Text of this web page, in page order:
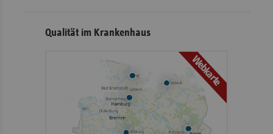
Qualität im Krankenhaus
Webkarte